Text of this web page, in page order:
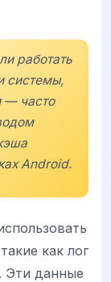
работать
системы,
— часто
Android.
как лог
Эти данные